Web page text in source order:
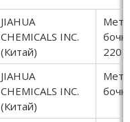
JIAHUA
CHEMICALS INC.
(Китай)
220
JIAHUA
CHEMICALS INC.
(Китай)